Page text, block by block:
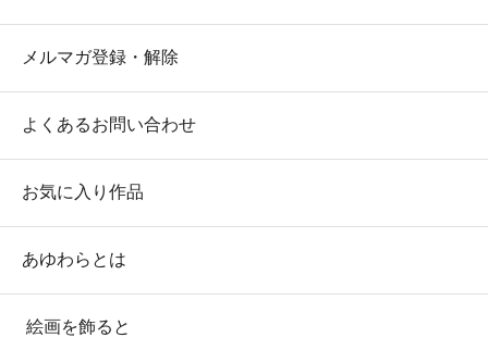
メルマガ登録・解除
よくあるお問い合わせ
お気に入り作品
あゆわらとは
絵画を飾ると